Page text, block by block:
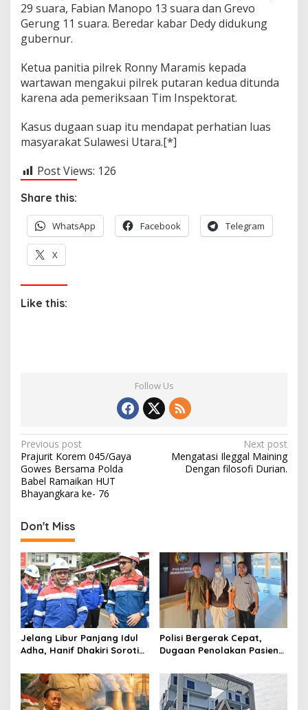
29 suara, Fabian Manopo 13 suara dan Grevo
Gerung 11 suara. Beredar kabar Dedy didukung
gubernur.
Ketua panitia pilrek Ronny Maramis kepada
wartawan mengakui pilrek putaran kedua ditunda
karena ada pemeriksaan Tim Inspektorat.
Kasus dugaan suap itu mendapat perhatian luas
masyarakat Sulawesi Utara.[*]
Post Views: 126
Share this:
WhatsApp Facebook Telegram
X
Like this:
Follow Us
P
o
s
t
n
a
v
i
g
a
t
i
o
n
Previous post
Prajurit Korem 045/Gaya
Gowes Bersama Polda
Babel Ramaikan HUT
Bhayangkara ke- 76
Next post
Mengatasi Ileggal Maining
Dengan filosofi Durian.
Don't Miss
Jelang Libur Panjang Idul
Adha, Hanif Dhakiri Soroti
BBM Bersubsidi
Polisi Bergerak Cepat,
Dugaan Penolakan Pasien
Diusut Serius